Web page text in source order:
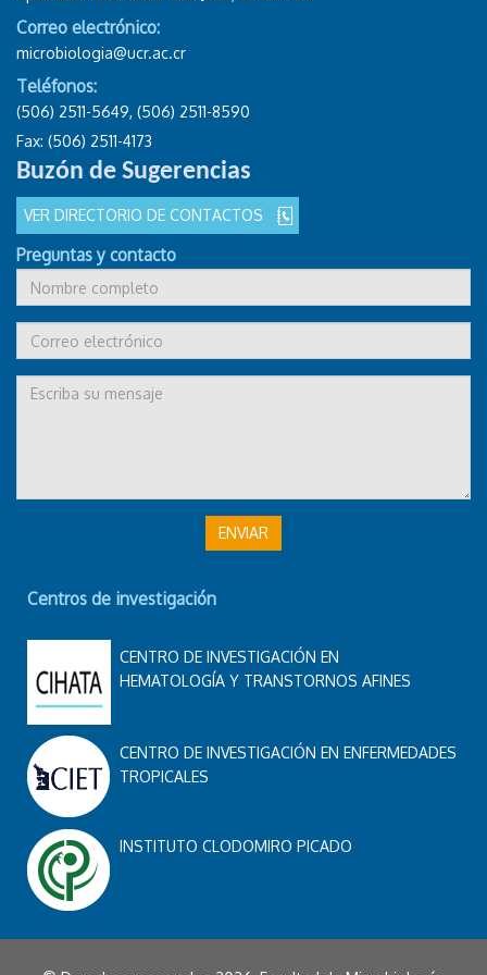
Correo electrónico:
microbiologia@ucr.ac.cr
Teléfonos:
(506) 2511-5649, (506) 2511-8590
Fax: (506) 2511-4173
Buzón de Sugerencias
VER DIRECTORIO DE CONTACTOS
Preguntas y contacto
ENVIAR
Centros de investigación
CENTRO DE INVESTIGACIÓN EN
HEMATOLOGÍA Y TRANSTORNOS AFINES
CENTRO DE INVESTIGACIÓN EN ENFERMEDADES
TROPICALES
INSTITUTO CLODOMIRO PICADO